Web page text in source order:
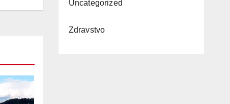
Uncategorized
Zdravstvo